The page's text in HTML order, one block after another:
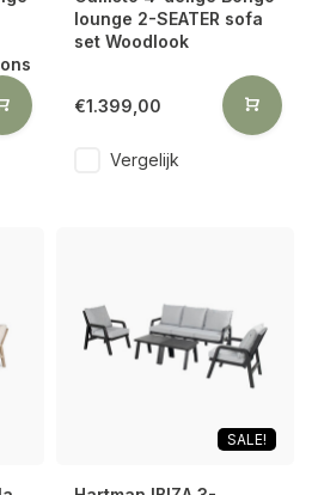
lounge 2-SEATER sofa
set Woodlook
€1.399,00
Vergelijk
SALE!